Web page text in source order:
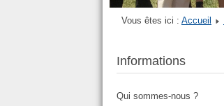
Vous êtes ici : Accueil
Informations
Qui sommes-nous ?